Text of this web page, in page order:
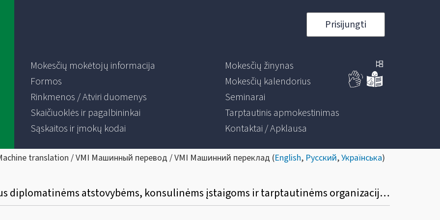
Prisijungti
Mokesčių mokėtojų informacija
Formos
Rinkmenos / Atviri duomenys
Skaičiuoklės ir pagalbininkai
Sąskaitos ir įmokų kodai
Mokesčių žinynas
Mokesčių kalendorius
Seminarai
Tarptautinis apmokestinimas
Kontaktai / Apklausa
translation / VMI Машинный перевод / VMI Машинний переклад (English, Русский,Українська)
Kurias PVM sąskaitas faktūras pateikus diplomatinėms atstovybėms, konsulinėms įstaigoms ir tarptautinėms organizacijoms ar jų atstovybėms, taip pat šių atstovybių ir įstaigų nariams ir jų šeimų nariams gali būti grąžinamas sumokėtas pirkimo PVM?